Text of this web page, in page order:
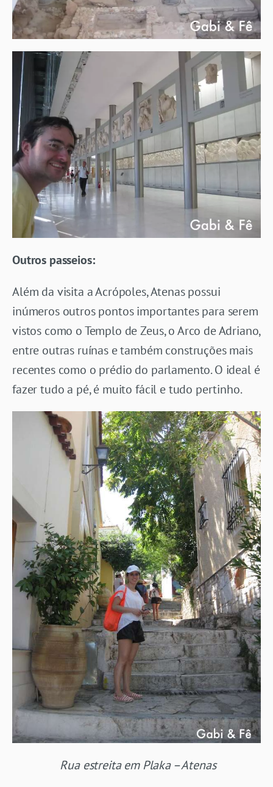
Outros passeios:
Além da visita a Acrópoles, Atenas possui
inúmeros outros pontos importantes para serem
vistos como o Templo de Zeus, o Arco de Adriano,
entre outras ruínas e também construções mais
recentes como o prédio do parlamento. O ideal é
fazer tudo a pé, é muito fácil e tudo pertinho.
Rua estreita em Plaka – Atenas